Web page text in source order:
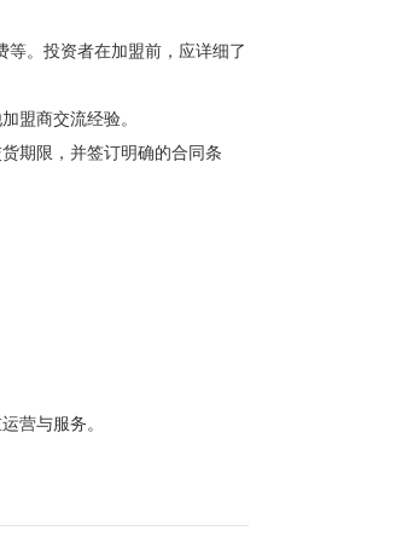
。投资者在加盟前，应详细了
盟商交流经验。
期限，并签订明确的合同条
营与服务。